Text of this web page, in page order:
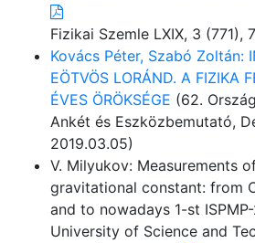
Fizikai Szemle LXIX, 3 (771),
Kovács Péter, Szabó Zoltán:
EÖTVÖS LORÁND. A FIZIKA
ÉVES ÖRÖKSÉGE (62.
Ankét és Eszközbemutató,
2019.03.05)
V. Milyukov: Measurements
gravitational constant: from
and to nowadays 1-st
University of Science and